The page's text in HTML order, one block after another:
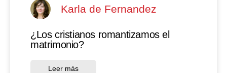
Karla de Fernandez
¿Los cristianos romantizamos el
matrimonio?
Leer más